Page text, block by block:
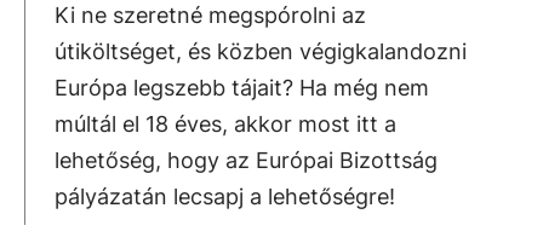
Ki ne szeretné megspórolni az
útiköltséget, és közben végigkalandozni
Európa legszebb tájait? Ha még nem
múltál el 18 éves, akkor most itt a
lehetőség, hogy az Európai Bizottság
pályázatán lecsapj a lehetőségre!